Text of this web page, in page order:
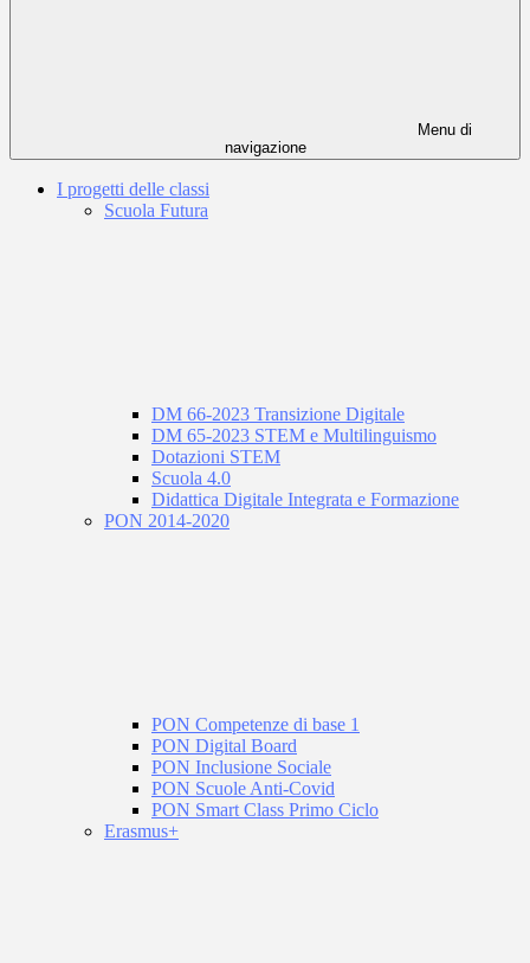
Menu di
navigazione
I progetti delle classi
Scuola Futura
DM 66-2023 Transizione Digitale
DM 65-2023 STEM e Multilinguismo
Dotazioni STEM
Scuola 4.0
Didattica Digitale Integrata e Formazione
PON 2014-2020
PON Competenze di base 1
PON Digital Board
PON Inclusione Sociale
PON Scuole Anti-Covid
PON Smart Class Primo Ciclo
Erasmus+